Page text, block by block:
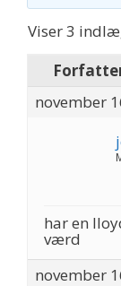
Viser 3
november
har en
værd
november